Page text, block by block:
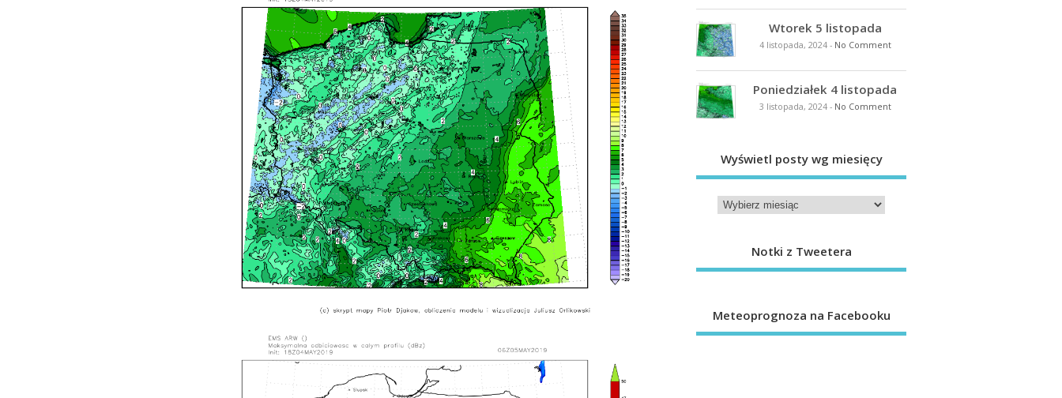
Wtorek 5 listopada
4 listopada, 2024- No Comment
Poniedziałek 4 listopada
3 listopada, 2024- No Comment
Wyświetl posty wg miesięcy
Notki z Tweetera
Meteoprognoza na Facebooku